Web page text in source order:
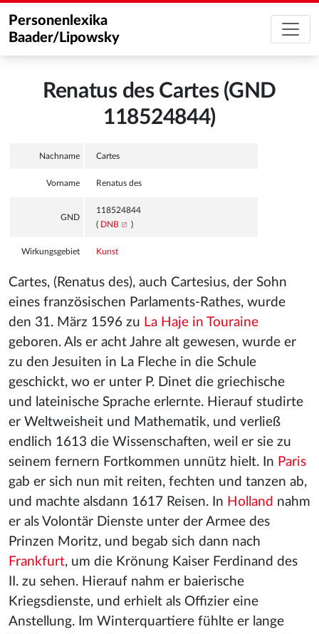
Personenlexika
Baader/Lipowsky
Renatus des Cartes (GND
118524844)
Nachname Cartes
Vorname Renatus des
GND
118524844
( DNB )
Wirkungsgebiet Kunst
Cartes, (Renatus des), auch Cartesius, der Sohn
eines französischen Parlaments-Rathes, wurde
den 31. März 1596 zu La Haje in Touraine
geboren. Als er acht Jahre alt gewesen, wurde er
zu den Jesuiten in La Fleche in die Schule
geschickt, wo er unter P. Dinet die griechische
und lateinische Sprache erlernte. Hierauf studirte
er Weltweisheit und Mathematik, und verließ
endlich 1613 die Wissenschaften, weil er sie zu
seinem fernern Fortkommen unnütz hielt. In Paris
gab er sich nun mit reiten, fechten und tanzen ab,
und machte alsdann 1617 Reisen. In Holland nahm
er als Volontär Dienste unter der Armee des
Prinzen Moritz, und begab sich dann nach
Frankfurt, um die Krönung Kaiser Ferdinand des
II. zu sehen. Hierauf nahm er baierische
Kriegsdienste, und erhielt als Offizier eine
Anstellung. Im Winterquartiere fühlte er lange